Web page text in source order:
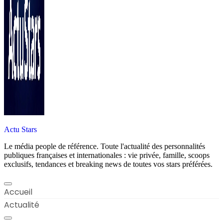
Actu Stars
Le média people de référence. Toute l'actualité des personnalités
publiques françaises et internationales : vie privée, famille, scoops
exclusifs, tendances et breaking news de toutes vos stars préférées.
Accueil
Actualité